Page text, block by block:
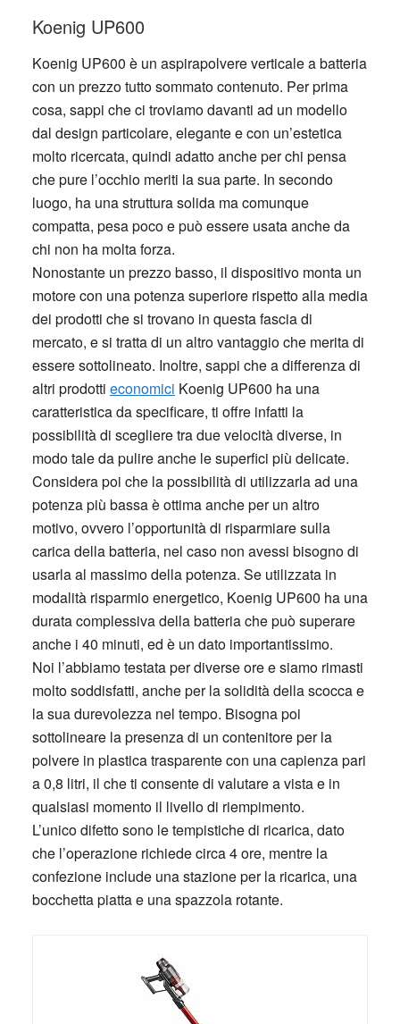
Koenig UP600
Koenig UP600 è un aspirapolvere verticale a batteria
con un prezzo tutto sommato contenuto. Per prima
cosa, sappi che ci troviamo davanti ad un modello
dal design particolare, elegante e con un’estetica
molto ricercata, quindi adatto anche per chi pensa
che pure l’occhio meriti la sua parte. In secondo
luogo, ha una struttura solida ma comunque
compatta, pesa poco e può essere usata anche da
chi non ha molta forza.
Nonostante un prezzo basso, il dispositivo monta un
motore con una potenza superiore rispetto alla media
dei prodotti che si trovano in questa fascia di
mercato, e si tratta di un altro vantaggio che merita di
essere sottolineato. Inoltre, sappi che a differenza di
altri prodotti economici Koenig UP600 ha una
caratteristica da specificare, ti offre infatti la
possibilità di scegliere tra due velocità diverse, in
modo tale da pulire anche le superfici più delicate.
Considera poi che la possibilità di utilizzarla ad una
potenza più bassa è ottima anche per un altro
motivo, ovvero l’opportunità di risparmiare sulla
carica della batteria, nel caso non avessi bisogno di
usarla al massimo della potenza. Se utilizzata in
modalità risparmio energetico, Koenig UP600 ha una
durata complessiva della batteria che può superare
anche i 40 minuti, ed è un dato importantissimo.
Noi l’abbiamo testata per diverse ore e siamo rimasti
molto soddisfatti, anche per la solidità della scocca e
la sua durevolezza nel tempo. Bisogna poi
sottolineare la presenza di un contenitore per la
polvere in plastica trasparente con una capienza pari
a 0,8 litri, il che ti consente di valutare a vista e in
qualsiasi momento il livello di riempimento.
L’unico difetto sono le tempistiche di ricarica, dato
che l’operazione richiede circa 4 ore, mentre la
confezione include una stazione per la ricarica, una
bocchetta piatta e una spazzola rotante.